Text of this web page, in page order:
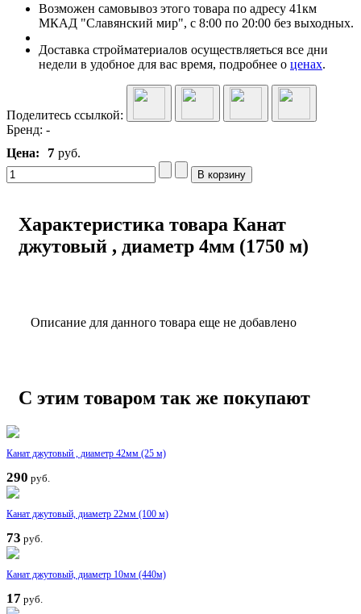
Возможен самовывоз этого товара по адресу 41км
МКАД "Славянский мир", с 8:00 по 20:00 без выходных.
Доставка стройматериалов осуществляеться все дни
недели в удобное для вас время, подробнее о ценах.
Поделитесь ссылкой:
Бренд: -
Цена:
7 руб.
Характеристика товара Канат
джутовый , диаметр 4мм (1750 м)
Описание для данного товара еще не добавлено
С этим товаром так же покупают
Канат джутовый , диаметр 42мм (25 м)
290 руб.
Канат джутовый, диаметр 22мм (100 м)
73 руб.
Канат джутовый, диаметр 10мм (440м)
17 руб.